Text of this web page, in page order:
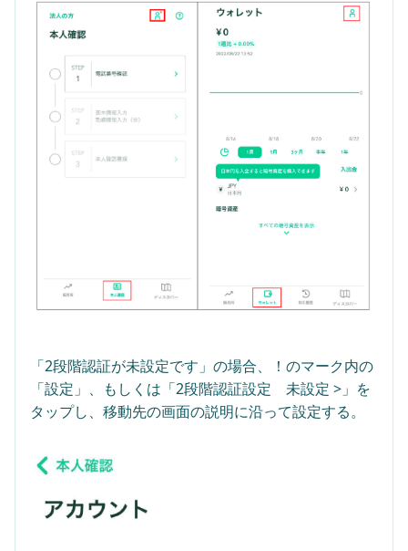
「2段階認証が未設定です」の場合、！のマーク内の
「設定」、もしくは「2段階認証設定　未設定 >」を